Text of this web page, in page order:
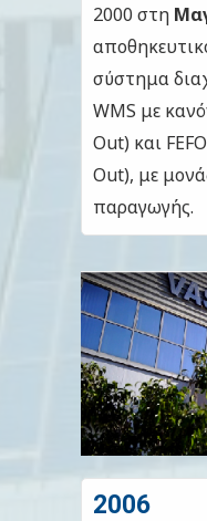
2000 στη
σύστημα
WMS με
Out) και
Out), με
παραγωγής.
2006